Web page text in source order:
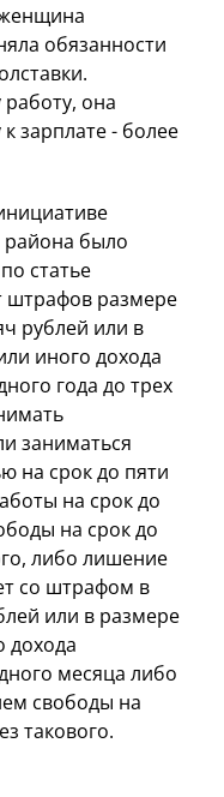
обязанности
она
зарплате - более
района было
статье
штрафов размере
рублей или в
иного дохода
года до трех
заниматься
на срок до пяти
на срок до
на срок до
либо лишение
со штрафом в
или в размере
дохода
месяца либо
свободы на
такового.